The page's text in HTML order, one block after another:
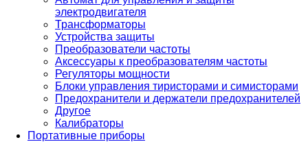
электродвигателя
Трансформаторы
Устройства защиты
Преобразователи частоты
Аксессуары к преобразователям частоты
Регуляторы мощности
Блоки управления тиристорами и симисторами
Предохранители и держатели предохранителей
Другое
Калибраторы
Портативные приборы